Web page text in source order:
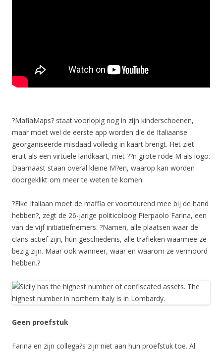
?MafiaMaps? staat voorlopig nog in zijn kinderschoenen,
maar moet wel de eerste app worden die de Italiaanse
georganiseerde misdaad volledig in kaart brengt. Het ziet
eruit als een virtuele landkaart, met ??n grote rode M als logo.
Daarnaast staan overal kleine M?en, waarop kan worden
doorgeklikt om meer te weten te komen.
?Elke Italiaan moet de maffia er voortdurend mee bij de hand
hebben?, zegt de 26-jarige politicoloog Pierpaolo Farina, een
van de vijf initiatiefnemers. ?Namen, alle plaatsen waar de
clans actief zijn, hun geschiedenis, alle trafieken waarmee ze
bezig zijn. Maar ook wanneer, waar en waarom ze vermoord
hebben.?
Geen proefstuk
Farina en zijn collega?s zijn niet aan hun proefstuk toe. Al